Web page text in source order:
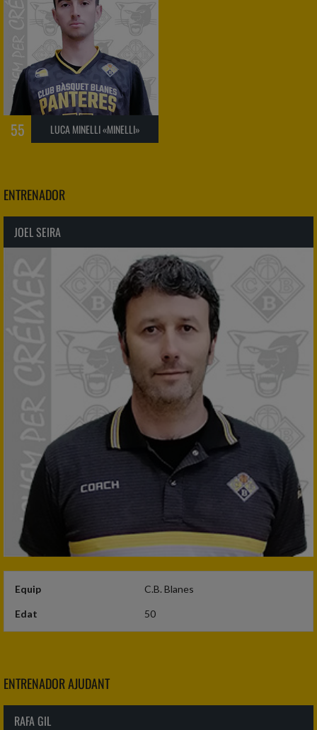
55 LUCA MINELLI «MINELLI»
ENTRENADOR
JOEL SEIRA
Equip C.B. Blanes
Edat 50
ENTRENADOR AJUDANT
RAFA GIL